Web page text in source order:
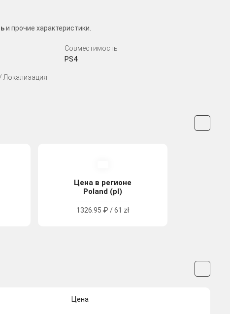
и прочие характеристики.
Совместимость
PS4
Локализация
Цена в регионе
Poland (pl)
1326.95 ₽ / 61 zł
Цена